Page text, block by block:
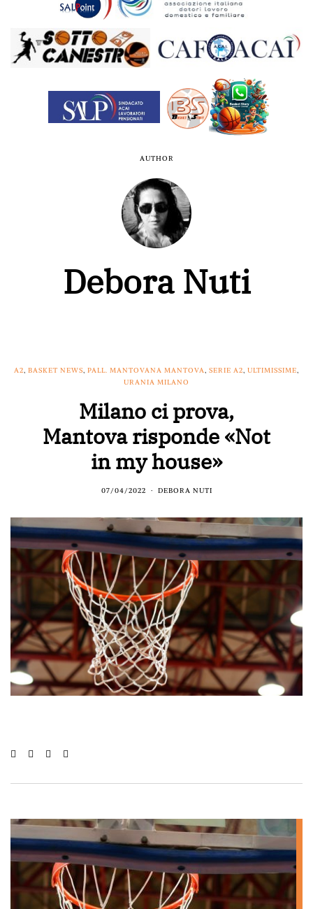
AUTHOR
Debora Nuti
A2, BASKET NEWS, PALL. MANTOVANA MANTOVA, SERIE A2, ULTIMISSIME,
URANIA MILANO
Milano ci prova,
Mantova risponde «Not
in my house»
07/04/2022 DEBORA NUTI